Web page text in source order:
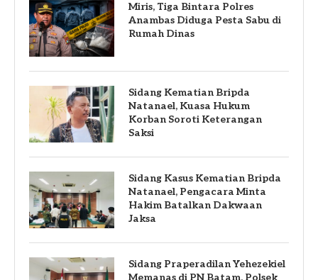
Miris, Tiga Bintara Polres
Anambas Diduga Pesta Sabu di
Rumah Dinas
Sidang Kematian Bripda
Natanael, Kuasa Hukum
Korban Soroti Keterangan
Saksi
Sidang Kasus Kematian Bripda
Natanael, Pengacara Minta
Hakim Batalkan Dakwaan
Jaksa
Sidang Praperadilan Yehezekiel